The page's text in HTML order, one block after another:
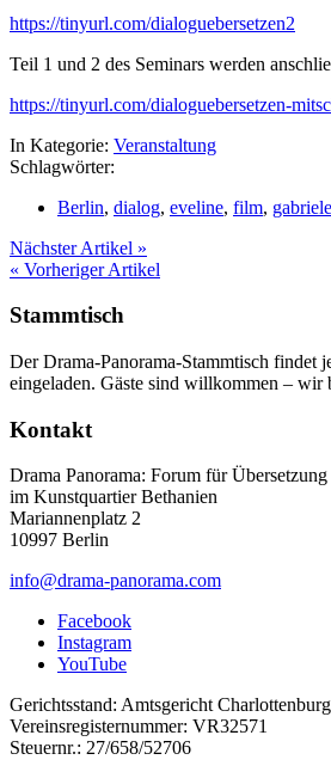
https://tinyurl.com/dialoguebersetzen2
Teil 1 und 2 des Seminars werden
https://tinyurl.com/dialoguebersetzen-
In Kategorie: Veranstaltung
Schlagwörter:
Berlin, dialog, eveline, film, gabriele
Nächster Artikel »
« Vorheriger Artikel
Stammtisch
Der Drama-Panorama-Stammtisch findet
eingeladen. Gäste sind willkommen – wir
Kontakt
Drama Panorama: Forum für
im Kunstquartier Bethanien
Mariannenplatz 2
10997 Berlin
info@drama-panorama.com
Facebook
Instagram
YouTube
Gerichtsstand: Amtsgericht
Vereinsregisternummer: VR32571
Steuernr.: 27/658/52706